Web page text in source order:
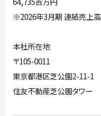
※2026年3月期 連結売上高
本社所在地
〒105-0011
東京都港区芝公園2-11-1
住友不動産芝公園タワー